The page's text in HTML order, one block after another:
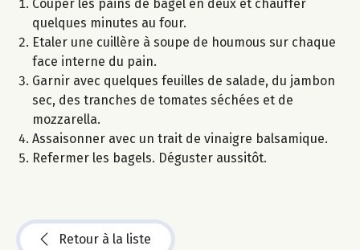
Couper les pains de bagel en deux et chauffer
quelques minutes au four.
Etaler une cuillère à soupe de houmous sur chaque
face interne du pain.
Garnir avec quelques feuilles de salade, du jambon
sec, des tranches de tomates séchées et de
mozzarella.
Assaisonner avec un trait de vinaigre balsamique.
Refermer les bagels. Déguster aussitôt.
Retour à la liste